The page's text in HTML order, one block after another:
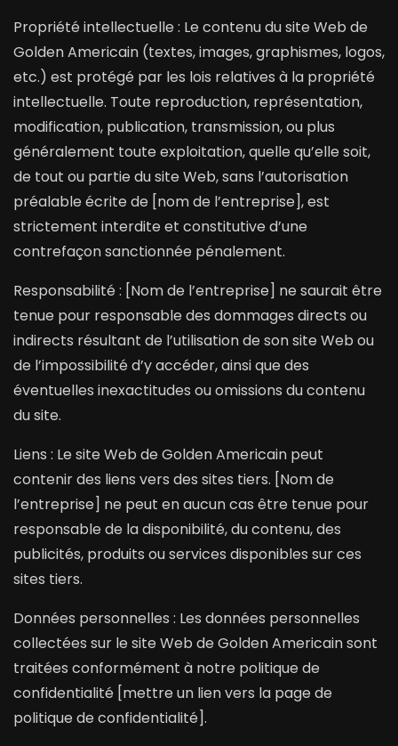
Propriété intellectuelle : Le contenu du site Web de
Golden Americain (textes, images, graphismes, logos,
etc.) est protégé par les lois relatives à la propriété
intellectuelle. Toute reproduction, représentation,
modification, publication, transmission, ou plus
généralement toute exploitation, quelle qu’elle soit,
de tout ou partie du site Web, sans l’autorisation
préalable écrite de [nom de l’entreprise], est
strictement interdite et constitutive d’une
contrefaçon sanctionnée pénalement.
Responsabilité : [Nom de l’entreprise] ne saurait être
tenue pour responsable des dommages directs ou
indirects résultant de l’utilisation de son site Web ou
de l’impossibilité d’y accéder, ainsi que des
éventuelles inexactitudes ou omissions du contenu
du site.
Liens : Le site Web de Golden Americain peut
contenir des liens vers des sites tiers. [Nom de
l’entreprise] ne peut en aucun cas être tenue pour
responsable de la disponibilité, du contenu, des
publicités, produits ou services disponibles sur ces
sites tiers.
Données personnelles : Les données personnelles
collectées sur le site Web de Golden Americain sont
traitées conformément à notre politique de
confidentialité [mettre un lien vers la page de
politique de confidentialité].